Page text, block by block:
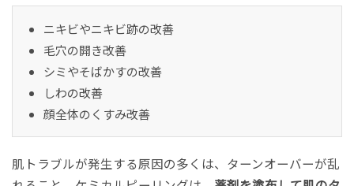
ニキビやニキビ跡の改善
毛穴の開き改善
シミやそばかすの改善
しわの改善
顔全体のくすみ改善
肌トラブルが発生する原因の多くは、ターンオーバーが乱